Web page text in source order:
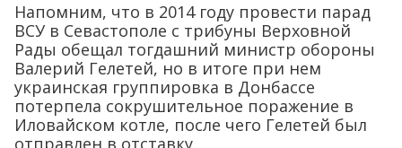
Напомним, что в 2014 году провести парад
ВСУ в Севастополе с трибуны Верховной
Рады обещал тогдашний министр обороны
Валерий Гелетей, но в итоге при нем
украинская группировка в Донбассе
потерпела сокрушительное поражение в
Иловайском котле, после чего Гелетей был
отправлен в отставку.